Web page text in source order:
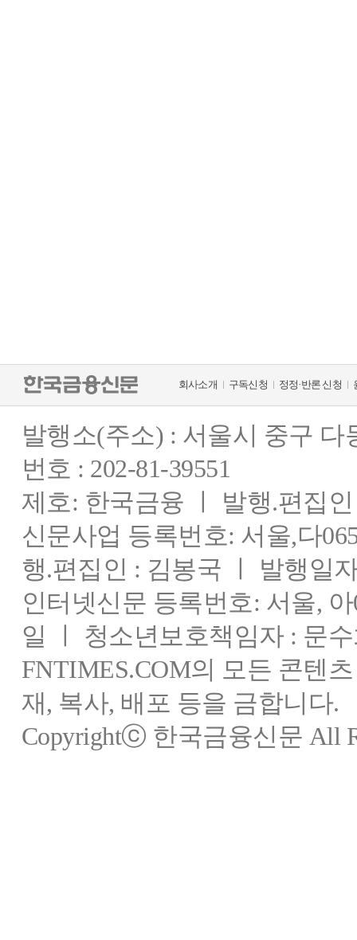
회사소개 구독신청 정정·반론 신청
발행소(주소) : 서울시 중구
번호 : 202-81-39551
제호: 한국금융 ㅣ 발행.편집
신문사업 등록번호: 서울,다
행.편집인 : 김봉국 ㅣ 발행일
인터넷신문 등록번호: 서울,
일 ㅣ 청소년보호책임자 : 문
FNTIMES.COM의 모든 콘텐
재, 복사, 배포 등을 금합니다.
Copyrightⓒ 한국금융신문 All